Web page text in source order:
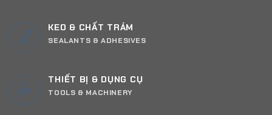
KEO & CHẤT TRÁM
SEALANTS & ADHESIVES
THIẾT BỊ & DỤNG CỤ
TOOLS & MACHINERY